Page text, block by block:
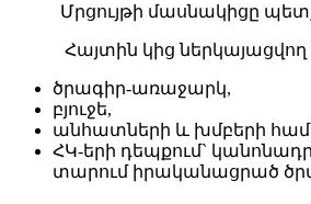
Մրցույթի մասնակիցը
Հայտին կից
ծրագիր-առաջարկ,
բյուջե,
անհատների և խմբերի
ՀԿ-երի դեպքում`
տարում իրականացրած